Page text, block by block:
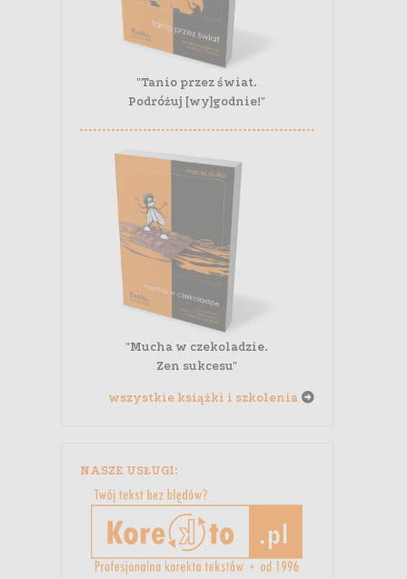
"Tanio przez świat.
Podróżuj [wy]godnie!"
"Mucha w czekoladzie.
Zen sukcesu"
wszystkie książki i szkolenia
NASZE USŁUGI: